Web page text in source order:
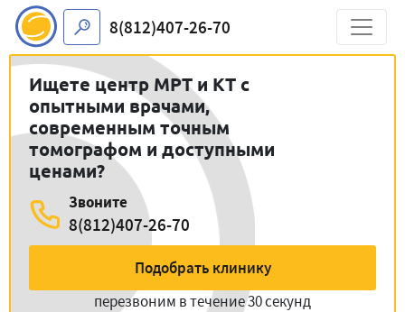
8(812)407-26-70
Ищете центр МРТ и КТ с
опытными врачами,
современным точным
томографом и доступными
ценами?
Звоните
8(812)407-26-70
Подобрать клинику
перезвоним в течение 30 секунд